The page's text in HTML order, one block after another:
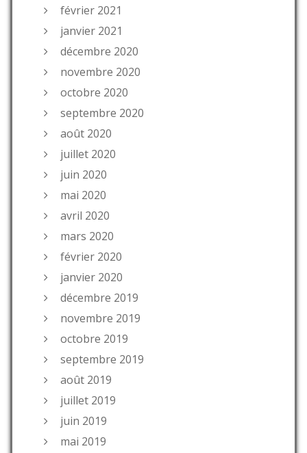
février 2021
janvier 2021
décembre 2020
novembre 2020
octobre 2020
septembre 2020
août 2020
juillet 2020
juin 2020
mai 2020
avril 2020
mars 2020
février 2020
janvier 2020
décembre 2019
novembre 2019
octobre 2019
septembre 2019
août 2019
juillet 2019
juin 2019
mai 2019